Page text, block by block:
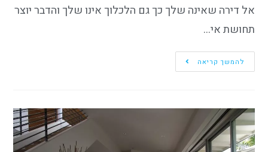
אל דירה שאינה שלך כך גם הלכלוך אינו שלך והדבר יוצר
תחושת אי…
להמשך קריאה